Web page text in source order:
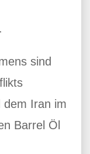
sind
dem Iran im
Barrel Öl